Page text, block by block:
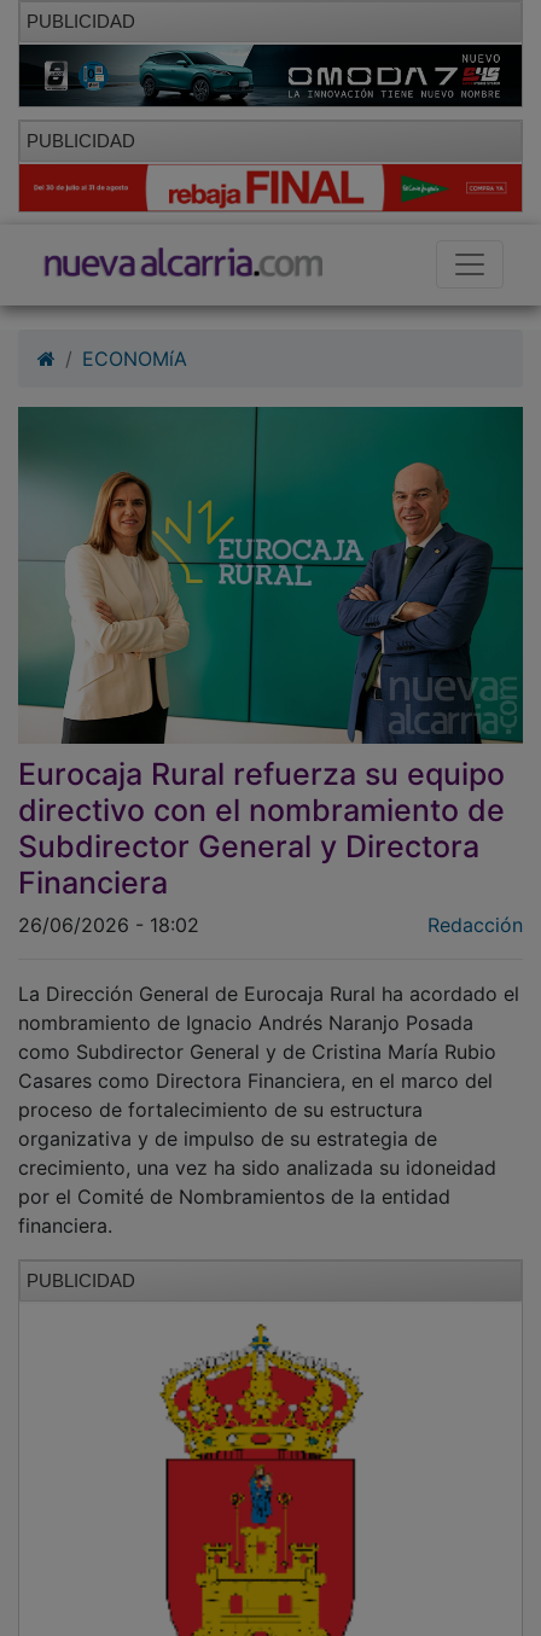
PUBLICIDAD
PUBLICIDAD
Eurocaja Rural refuerza su equipo
directivo con el nombramiento de
Subdirector General y Directora
Financiera
nombramiento de Ignacio Andrés Naranjo Posada
como Subdirector General y de Cristina María Rubio
Casares como Directora Financiera, en el marco del
proceso de fortalecimiento de su estructura
organizativa y de impulso de su estrategia de
crecimiento, una vez ha sido analizada su idoneidad
por el Comité de Nombramientos de la entidad
financiera.